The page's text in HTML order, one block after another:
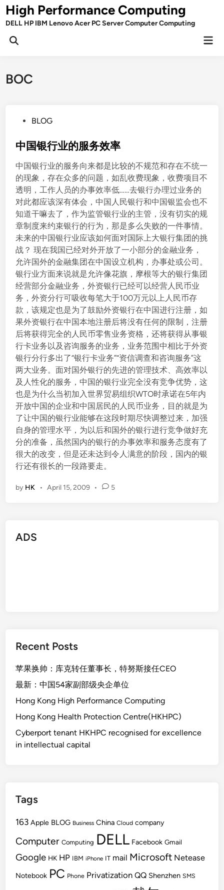
Skip
toHigh Performance Computing
DELL HP IBM Lenovo Acer PC Server Computer Computing
Open
BOC
s
e
d
i
n
BLOG
中国银行业的服务效率
中国银行业的服务向来都是比较的不规范和存在不统一
的现象，存在众多的问题，如乱收费现象，收费项目不
透明，工作人员的办事效率低……去银行办理过业务的
对此都应该深有体会，中国人民银行和中国银监会也不
知道干嘛去了，作为监管银行业的主管，没有切实的规
章制度来约束银行的行为，那是多么失败的一件事情。
未来的中国银行业应该如何面对国际上大银行集团的挑
战？ 现在我国已经对外开放了一小部分的金融业务，
允许国外的金融集团在中国设立机构，办事处或公司。
银行业方面来说就是允许像花旗，摩根等大的银行集团
经营部分金融业务，外资银行已经可以经营人民币业
务，外资分行可吸收每笔大于100万元以上人民币存
款，该规定也是为了鼓励外资银行在中国进行注册，如
果外资银行在中国本地注册后将没有任何的限制，注册
后将获得完全的人民币零售业务资格，还将获得从事银
行卡业务以及咨询服务的业务，业务范围中相比于外资
银行分行多出了“银行卡业务”“资信调查和咨询服务”这
两大业务。面对国外银行的先进的管理技术、高效率以
及人性化的服务，中国的银行业完全没有竞争优势，这
也是为什么当初加入世界贸易组织WTO时承诺在5年内
开放中国的企业和中国居民的人民币业务，目的就是为
了让中国的银行业能够在这段时期尽快调整过来，加强
自身的管理水平，为以后和国外的银行进行竞争做好充
分的准备，虽然国内的银行的办事效率和服务态度有了
很大的改变，但是还未达到令人满意的阶段，国内的银
行还有很长的一段路要走。
by HK • April 15, 2009 • 5
ADS
Recent Posts
苹果换帅：库克转任董事长，特努斯接任CEO
最新：中国54家副部级央企单位
Hong Kong High Performance Computing
Hong Kong Health Protection Centre(HKHPC)
Cyberport tenant HKHPC recognised for excellence
in intellectual capital
Tags
163 Apple BLOG Business China Cloud company
Computer Computing DELL Facebook Gmail
Google HK HP IBM iPhone IT mail Microsoft Netease
Notebook PC Phone Privatization QQ Shenzhen SMS